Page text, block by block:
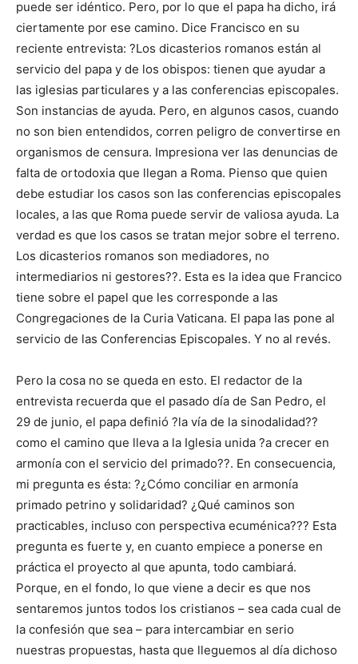
puede ser idéntico. Pero, por lo que el papa ha dicho, irá
ciertamente por ese camino. Dice Francisco en su
reciente entrevista: ?Los dicasterios romanos están al
servicio del papa y de los obispos: tienen que ayudar a
las iglesias particulares y a las conferencias episcopales.
Son instancias de ayuda. Pero, en algunos casos, cuando
no son bien entendidos, corren peligro de convertirse en
organismos de censura. Impresiona ver las denuncias de
falta de ortodoxia que llegan a Roma. Pienso que quien
debe estudiar los casos son las conferencias episcopales
locales, a las que Roma puede servir de valiosa ayuda. La
verdad es que los casos se tratan mejor sobre el terreno.
Los dicasterios romanos son mediadores, no
intermediarios ni gestores??. Esta es la idea que Francico
tiene sobre el papel que les corresponde a las
Congregaciones de la Curia Vaticana. El papa las pone al
servicio de las Conferencias Episcopales. Y no al revés.
Pero la cosa no se queda en esto. El redactor de la
entrevista recuerda que el pasado día de San Pedro, el
29 de junio, el papa definió ?la vía de la sinodalidad??
como el camino que lleva a la Iglesia unida ?a crecer en
armonía con el servicio del primado??. En consecuencia,
mi pregunta es ésta: ?¿Cómo conciliar en armonía
primado petrino y solidaridad? ¿Qué caminos son
practicables, incluso con perspectiva ecuménica??? Esta
pregunta es fuerte y, en cuanto empiece a ponerse en
práctica el proyecto al que apunta, todo cambiará.
Porque, en el fondo, lo que viene a decir es que nos
sentaremos juntos todos los cristianos – sea cada cual de
la confesión que sea – para intercambiar en serio
nuestras propuestas, hasta que lleguemos al día dichoso